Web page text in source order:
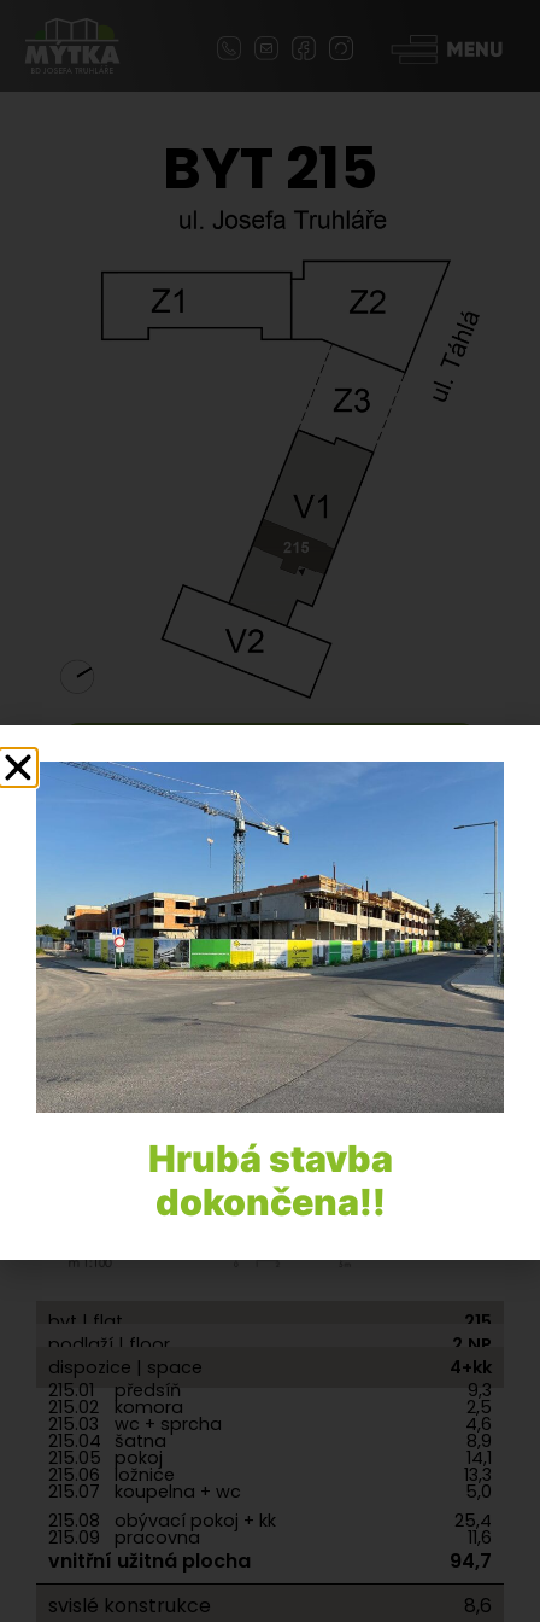
BYT 215
Karta bytu
Zpět na podlaží
byt | flat
215
podlaží | floor
2.NP
dispozice | space
4+kk
215.01
předsíň 9,3
215.02 komora 2,5
215.03 wc + sprcha 4,6
215.04 šatna 8,9
215.05 pokoj 14,1
215.06 ložnice 13,3
215.07 koupelna + wc
5,0
215.08
obývací pokoj + kk 25,4
215.09 pracovna 11,6
vnitřní užitná plocha
94,7
svislé konstrukce
8,6
Hrubá stavba
dokončena!!